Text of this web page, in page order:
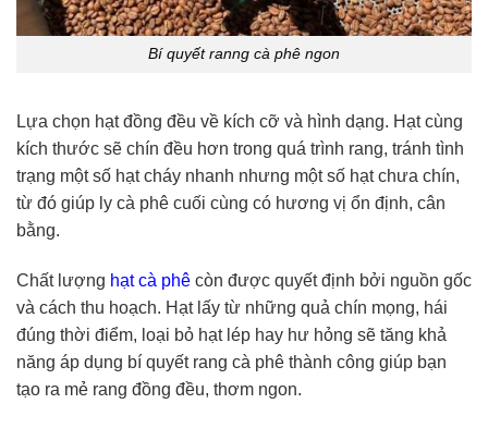
Bí quyết ranng cà phê ngon
Lựa chọn hạt đồng đều về kích cỡ và hình dạng. Hạt cùng
kích thước sẽ chín đều hơn trong quá trình rang, tránh tình
trạng một số hạt cháy nhanh nhưng một số hạt chưa chín,
từ đó giúp ly cà phê cuối cùng có hương vị ổn định, cân
bằng.
Chất lượng hạt cà phê còn được quyết định bởi nguồn gốc
và cách thu hoạch. Hạt lấy từ những quả chín mọng, hái
đúng thời điểm, loại bỏ hạt lép hay hư hỏng sẽ tăng khả
năng áp dụng bí quyết rang cà phê thành công giúp bạn
tạo ra mẻ rang đồng đều, thơm ngon.